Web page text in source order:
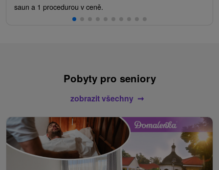
saun a 1 procedurou v ceně.
Pobyty pro seniory
zobrazit všechny